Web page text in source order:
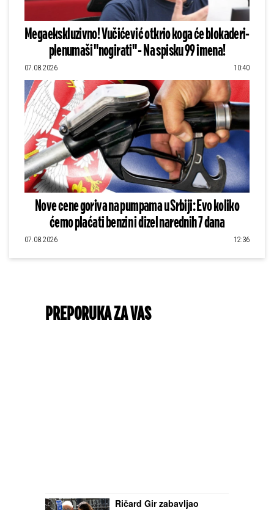
Megaekskluzivno! Vučićević otkrio koga će blokaderi-
plenumaši "nogirati" - Na spisku 99 imena!
07.08.2026 10:40
Nove cene goriva na pumpama u Srbiji: Evo koliko
ćemo plaćati benzin i dizel narednih 7 dana
07.08.2026 12:36
PREPORUKA ZA VAS
Ričard Gir zabavljao